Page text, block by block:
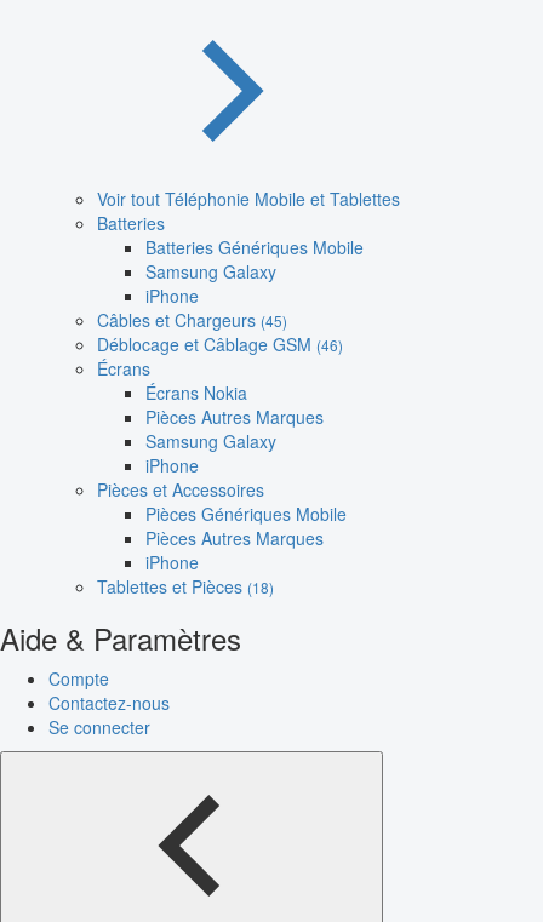
Voir tout Téléphonie Mobile et Tablettes
Batteries
Batteries Génériques Mobile
Samsung Galaxy
iPhone
Câbles et Chargeurs (45)
Déblocage et Câblage GSM (46)
Écrans
Écrans Nokia
Pièces Autres Marques
Samsung Galaxy
iPhone
Pièces et Accessoires
Pièces Génériques Mobile
Pièces Autres Marques
iPhone
Tablettes et Pièces (18)
Aide & Paramètres
Compte
Contactez-nous
Se connecter